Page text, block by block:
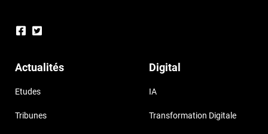
Actualités
Etudes
Tribunes
Digital
IA
Transformation Digitale